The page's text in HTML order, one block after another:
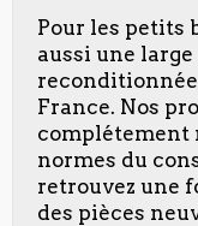
Pour les petits
aussi une
France. Nos
complétement
normes du
retrouvez une
des pièces